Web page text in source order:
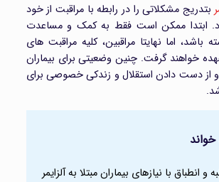
بتدریج مشکلاتی را در رابطه با مراقبت از خود
ابتدا ممکن است فقط به کمک و مساعدت
باشد، اما نهایتا مراقبین، کلیه مراقبت های
خواهند گرفت. چنین وضعیتی برای بیماران
و از دست دادن استقلال و زندکی خصوصی برای
انطباق با نیاز‌های بیماران مبتلا به آلزایمر